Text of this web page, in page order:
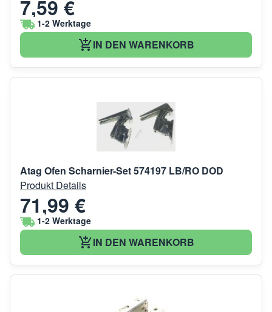
7,59 €
1-2 Werktage
IN DEN WARENKORB
Atag Ofen Scharnier-Set 574197 LB/RO DOD
Produkt Details
71,99 €
1-2 Werktage
IN DEN WARENKORB